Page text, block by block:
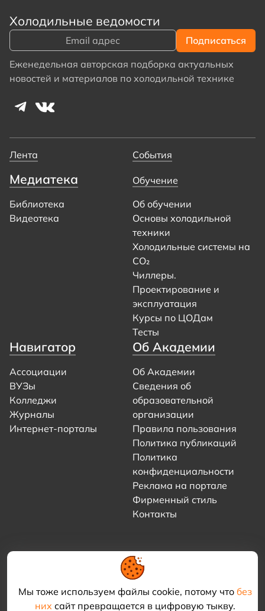
Мы тоже используем файлы cookie, потому что без
нихсайт превращается в цифровую тыкву.
Холодильные ведомости
Еженедельная авторская подборка актуальных
новостей и материалов по холодильной технике
Лента События
Медиатека
Библиотека
Видеотека
Обучение
Об обучении
Основы холодильной
техники
Холодильные системы на
CO₂
Чиллеры.
Проектирование и
эксплуатация
Курсы по ЦОДам
Тесты
Навигатор
Ассоциации
ВУЗы
Колледжи
Журналы
Интернет-порталы
Об Академии
Об Академии
Сведения об
образовательной
организации
Правила пользования
Политика публикаций
Политика
конфиденциальности
Реклама на портале
Фирменный стиль
Контакты